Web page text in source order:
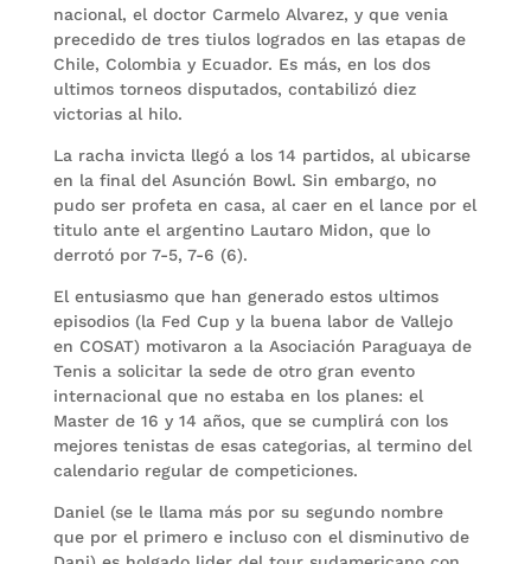
nacional, el doctor Carmelo Alvarez, y que venia
precedido de tres tiulos logrados en las etapas de
Chile, Colombia y Ecuador. Es más, en los dos
ultimos torneos disputados, contabilizó diez
victorias al hilo.
La racha invicta llegó a los 14 partidos, al ubicarse
en la final del Asunción Bowl. Sin embargo, no
pudo ser profeta en casa, al caer en el lance por el
titulo ante el argentino Lautaro Midon, que lo
derrotó por 7-5, 7-6 (6).
El entusiasmo que han generado estos ultimos
episodios (la Fed Cup y la buena labor de Vallejo
en COSAT) motivaron a la Asociación Paraguaya de
Tenis a solicitar la sede de otro gran evento
internacional que no estaba en los planes: el
Master de 16 y 14 años, que se cumplirá con los
mejores tenistas de esas categorias, al termino del
calendario regular de competiciones.
Daniel (se le llama más por su segundo nombre
que por el primero e incluso con el disminutivo de